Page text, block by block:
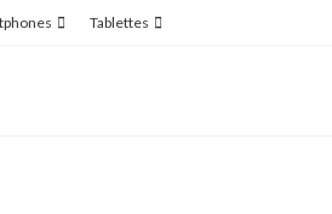
Tablettes